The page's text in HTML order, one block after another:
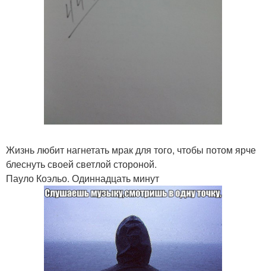
Жизнь любит нагнетать мрак для того, чтобы потом ярче
блеснуть своей светлой стороной.
Пауло Коэльо. Одиннадцать минут